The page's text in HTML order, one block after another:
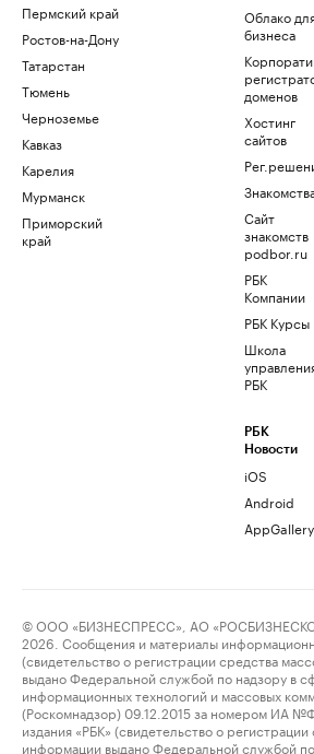
Пермский край
Ростов-на-Дону
Татарстан
Тюмень
Черноземье
Кавказ
Карелия
Мурманск
Приморский
край
Облако
бизнеса
доменов
Хостинг
сайтов
Сайт
знакомств
podbor.ru
РБК
Компании
РБК Курсы
Школа
РБК
РБК
Новости
iOS
Android
AppGallery
© ООО «БИЗНЕСПРЕСС», АО
2026. Сообщения и материалы
(свидетельство о регистрации средства
выдано Федеральной службой по надзору в
информационных технологий и массовых
(Роскомнадзор) 09.12.2015 за номером ИА
издания «РБК» (свидетельство о
информации выдано Федеральной службой